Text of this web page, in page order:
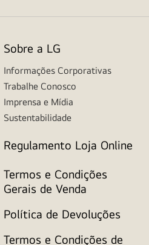
Sobre a LG
Informações Corporativas
Trabalhe Conosco
Imprensa e Mídia
Sustentabilidade
Regulamento Loja Online
Termos e Condições
Gerais de Venda
Política de Devoluções
Termos e Condições de